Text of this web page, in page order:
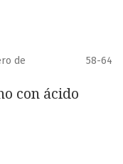
de
58-64
con ácido